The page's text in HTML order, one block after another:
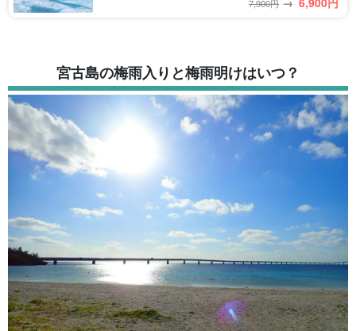
7,900円
宮古島の梅雨入りと梅雨明けはいつ？